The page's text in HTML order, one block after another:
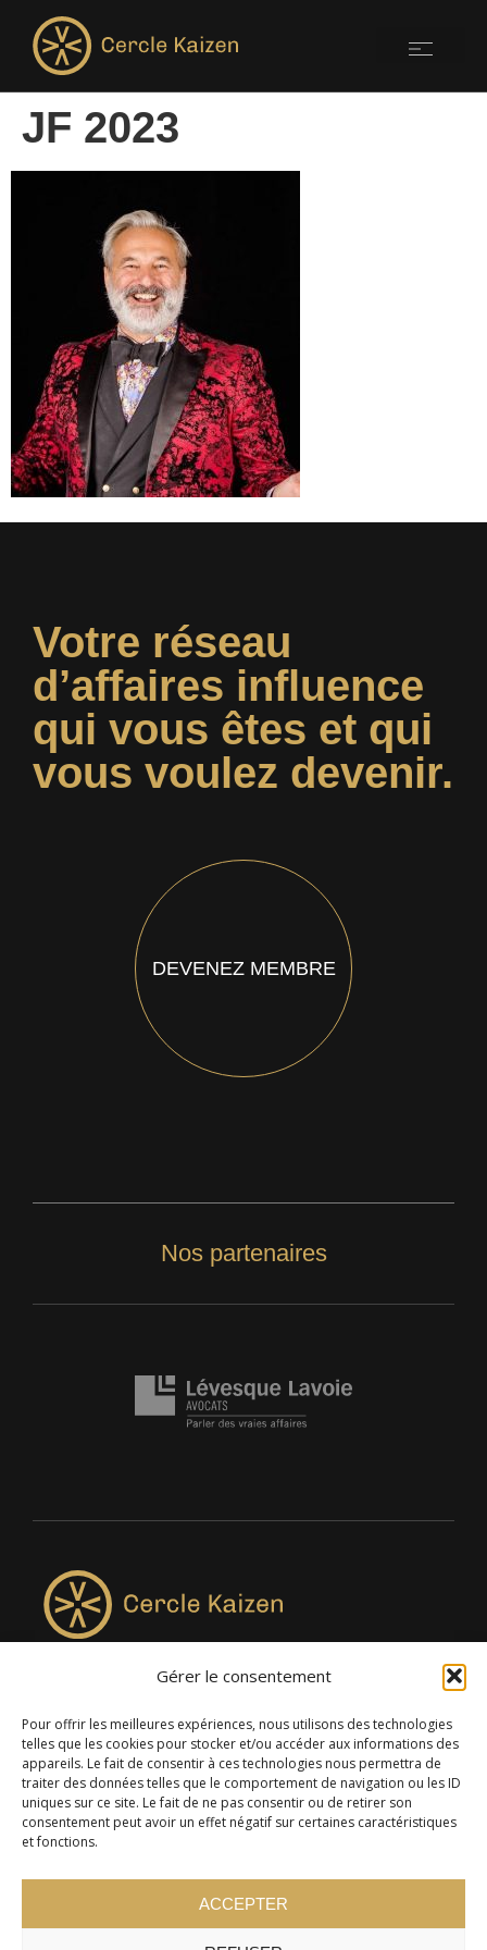
Gérer le consentement
Pour offrir les meilleures expériences, nous utilisons des technologies
telles que les cookies pour stocker et/ou accéder aux informations des
appareils. Le fait de consentir à ces technologies nous permettra de
traiter des données telles que le comportement de navigation ou les ID
uniques sur ce site. Le fait de ne pas consentir ou de retirer son
consentement peut avoir un effet négatif sur certaines caractéristiques
et fonctions.
ACCEPTER
JF 2023
Votre réseau
d’affaires influence
qui vous êtes et qui
vous voulez devenir.
DEVENEZ MEMBRE
Nos partenaires
4957, rue Lionel-Groulx, bureau 819, Saint-Augustin-de-
Desmaures QC G3A 0M7